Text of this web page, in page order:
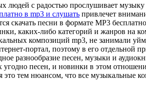
людей с радостью прослушивает
в mp3 и слушать привлечет
скачать песни в формате MP3
каких-либо категорий и жанров на
композиций mp3, не занимали
портал, поэтому в его отдельной
разнообразие песен, музыки и
песен, и новинки в этом
тем нюансом, что все музыкальные